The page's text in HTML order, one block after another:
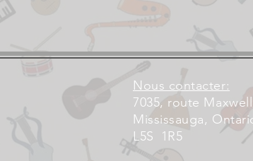
Nous contacter:
7035, route
Mississauga,
L5S
1R5